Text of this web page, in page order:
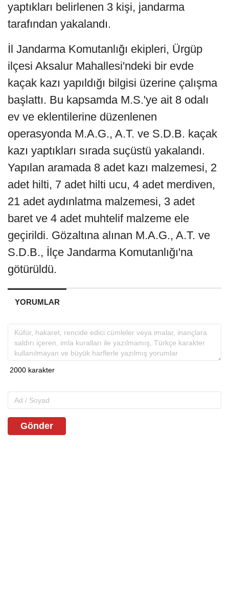
yaptıkları belirlenen 3 kişi, jandarma
tarafından yakalandı.
İl Jandarma Komutanlığı ekipleri, Ürgüp
ilçesi Aksalur Mahallesi'ndeki bir evde
kaçak kazı yapıldığı bilgisi üzerine çalışma
başlattı. Bu kapsamda M.S.'ye ait 8 odalı
ev ve eklentilerine düzenlenen
operasyonda M.A.G., A.T. ve S.D.B. kaçak
kazı yaptıkları sırada suçüstü yakalandı.
Yapılan aramada 8 adet kazı malzemesi, 2
adet hilti, 7 adet hilti ucu, 4 adet merdiven,
21 adet aydınlatma malzemesi, 3 adet
baret ve 4 adet muhtelif malzeme ele
geçirildi. Gözaltına alınan M.A.G., A.T. ve
S.D.B., İlçe Jandarma Komutanlığı'na
götürüldü.
YORUMLAR
Gönder